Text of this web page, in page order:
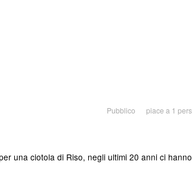
Pubblico piace a 1
una ciotola di Riso, negli ultimi 20 anni ci hanno